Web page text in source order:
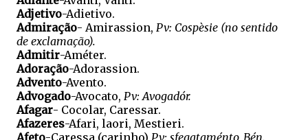
Adjetivo-Adietivo.
Admiração- Amirassion, Pv: Cospèsie (no sentido
de exclamação).
Admitir-Améter.
Adoração-Adorassion.
Advento-Avento.
Advogado-Avocato, Pv: Avogadór.
Afagar- Cocolar, Caressar.
Afazeres-Afari, laori, Mestieri.
Afeto-Caressa (carinho) Pv: sfegataménto, Bén.